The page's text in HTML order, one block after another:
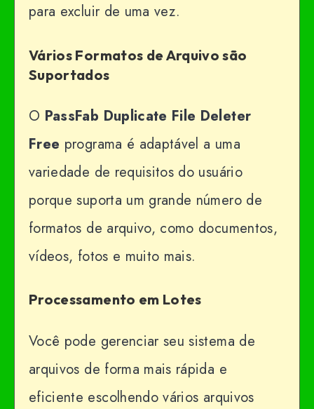
para excluir de uma vez.
Vários Formatos de Arquivo são
Suportados
O PassFab Duplicate File Deleter
Free programa é adaptável a uma
variedade de requisitos do usuário
porque suporta um grande número de
formatos de arquivo, como documentos,
vídeos, fotos e muito mais.
Processamento em Lotes
Você pode gerenciar seu sistema de
arquivos de forma mais rápida e
eficiente escolhendo vários arquivos